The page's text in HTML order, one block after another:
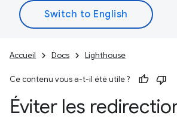
Accueil Docs Lighthouse
Ce contenu vous a-t-il été utile ?
Éviter les